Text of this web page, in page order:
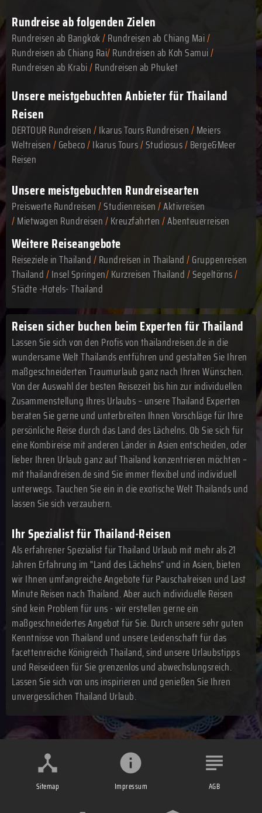
Rundreise ab folgenden Zielen
Rundreisen ab Bangkok/Rundreisen ab Chiang Mai/
Rundreisen ab Chiang Rai/Rundreisen ab Koh Samui/
Rundreisen ab Krabi/Rundreisen ab Phuket
Unsere meistgebuchten Anbieter für Thailand
Reisen
DERTOUR Rundreisen/Ikarus Tours Rundreisen/Meiers
Weltreisen/Gebeco/Ikarus Tours/Studiosus/Berge&Meer
Reisen
Unsere meistgebuchten Rundreisearten
Preiswerte Rundreisen/Studienreisen/Aktivreisen
/Mietwagen Rundreisen/Kreuzfahrten/Abenteuerreisen
Weitere Reiseangebote
Reiseziele in Thailand/Rundreisen in Thailand/Gruppenreisen
Thailand/Insel Springen/Kurzreisen Thailand/Segeltörns/
Städte -Hotels- Thailand
Reisen sicher buchen beim Experten für Thailand
Lassen Sie sich von den Profis von thailandreisen.de in die
wundersame Welt Thailands entführen und gestalten Sie Ihren
maßgeschneiderten Traumurlaub ganz nach Ihren Wünschen.
Von der Auswahl der besten Reisezeit bis hin zur individuellen
Zusammenstellung Ihres Urlaubs – unsere Thailand Experten
beraten Sie gerne und unterbreiten Ihnen Vorschläge für Ihre
persönliche Reise durch das Land des Lächelns. Ob Sie sich für
eine Kombireise mit anderen Länder in Asien entscheiden, oder
lieber Ihren Urlaub ganz auf Thailand konzentrieren möchten –
mit thailandreisen.de sind Sie immer flexibel und individuell
unterwegs. Tauchen Sie ein in die exotische Welt Thailands und
lassen Sie sich verzaubern.
Ihr Spezialist für Thailand-Reisen
Als erfahrener Spezialist für Thailand Urlaub mit mehr als 21
Jahren Erfahrung im "Land des Lächelns" und in Asien, bieten
wir Ihnen umfangreiche Angebote für Pauschalreisen und Last
Minute Reisen nach Thailand. Aber auch individuelle Reisen
sind kein Problem für uns - wir erstellen gerne ein
maßgeschneidertes Angebot für Sie. Durch unsere sehr guten
Kenntnisse von Thailand und unsere Leidenschaft für das
facettenreiche Königreich Thailand, sind unsere Urlaubstipps
und Reiseideen für Sie grenzenlos und abwechslungsreich.
Lassen Sie sich von uns inspirieren und genießen Sie Ihren
unvergesslichen Thailand Urlaub.
Sitemap Impressum AGB